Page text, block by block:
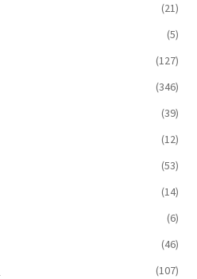
(21)
(5)
(127)
(346)
(39)
(12)
(53)
(14)
(6)
(46)
(107)